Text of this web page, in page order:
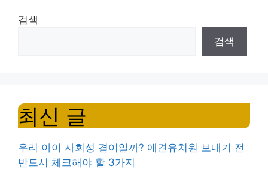
검색
검색
최신 글
우리 아이 사회성 결여일까? 애견유치원 보내기 전
반드시 체크해야 할 3가지